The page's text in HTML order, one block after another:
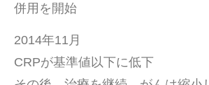
併用を開始
2014年11月
CRPが基準値以下に低下